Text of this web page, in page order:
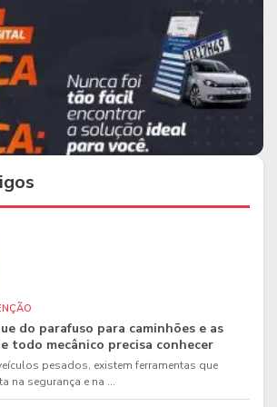
do parafuso para caminhões e as
todo mecânico precisa conhecer
pesados, existem ferramentas que
na segurança e na ...